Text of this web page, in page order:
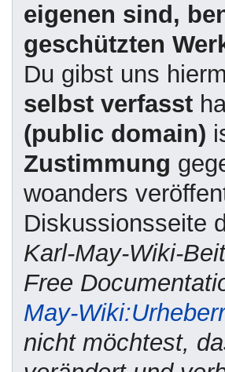
eigenen sind,
geschützten
Du gibst uns
selbst verfasst
(public domain)
Zustimmung
woanders
Diskussionsseite
Karl-May-Wiki-
Free
May-
nicht möchtest,